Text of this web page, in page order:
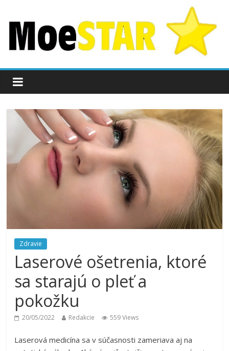
Zdravie
Laserové ošetrenia, ktoré
sa starajú o pleť a
pokožku
20/05/2022 Redakcie 559 Views
Laserová medicína sa v súčasnosti zameriava aj na